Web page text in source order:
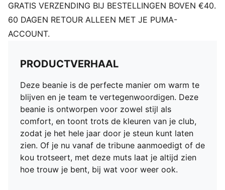
GRATIS VERZENDING BIJ BESTELLINGEN BOVEN €40.
60 DAGEN RETOUR ALLEEN MET JE PUMA-
ACCOUNT.
PRODUCTVERHAAL
Deze beanie is de perfecte manier om warm te
blijven en je team te vertegenwoordigen. Deze
beanie is ontworpen voor zowel stijl als
comfort, en toont trots de kleuren van je club,
zodat je het hele jaar door je steun kunt laten
zien. Of je nu vanaf de tribune aanmoedigt of de
kou trotseert, met deze muts laat je altijd zien
hoe trouw je bent, bij wat voor weer ook.